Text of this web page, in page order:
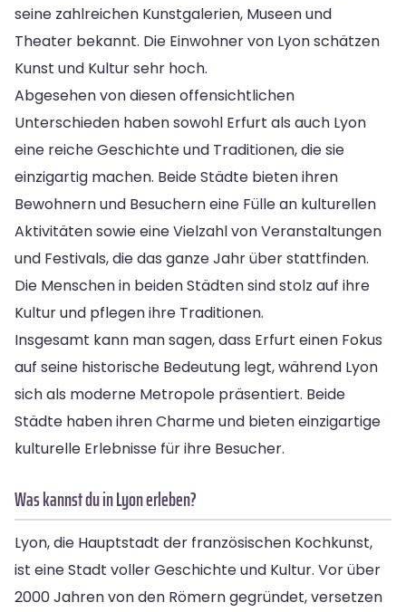
seine zahlreichen Kunstgalerien, Museen und
Theater bekannt. Die Einwohner von Lyon schätzen
Kunst und Kultur sehr hoch.
Abgesehen von diesen offensichtlichen
Unterschieden haben sowohl Erfurt als auch Lyon
eine reiche Geschichte und Traditionen, die sie
einzigartig machen. Beide Städte bieten ihren
Bewohnern und Besuchern eine Fülle an kulturellen
Aktivitäten sowie eine Vielzahl von Veranstaltungen
und Festivals, die das ganze Jahr über stattfinden.
Die Menschen in beiden Städten sind stolz auf ihre
Kultur und pflegen ihre Traditionen.
Insgesamt kann man sagen, dass Erfurt einen Fokus
auf seine historische Bedeutung legt, während Lyon
sich als moderne Metropole präsentiert. Beide
Städte haben ihren Charme und bieten einzigartige
kulturelle Erlebnisse für ihre Besucher.
Was kannst du in Lyon erleben?
Lyon, die Hauptstadt der französischen Kochkunst,
ist eine Stadt voller Geschichte und Kultur. Vor über
2000 Jahren von den Römern gegründet, versetzen